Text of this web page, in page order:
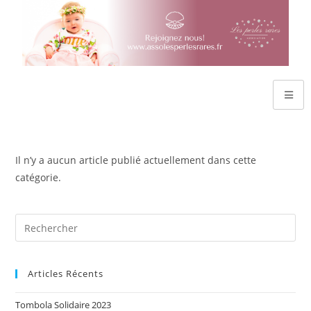
Il n’y a aucun article publié actuellement dans cette
catégorie.
Articles Récents
Tombola Solidaire 2023